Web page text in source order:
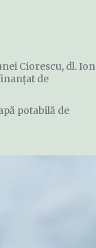
Ciorescu, dl. Ion
de
potabilă de